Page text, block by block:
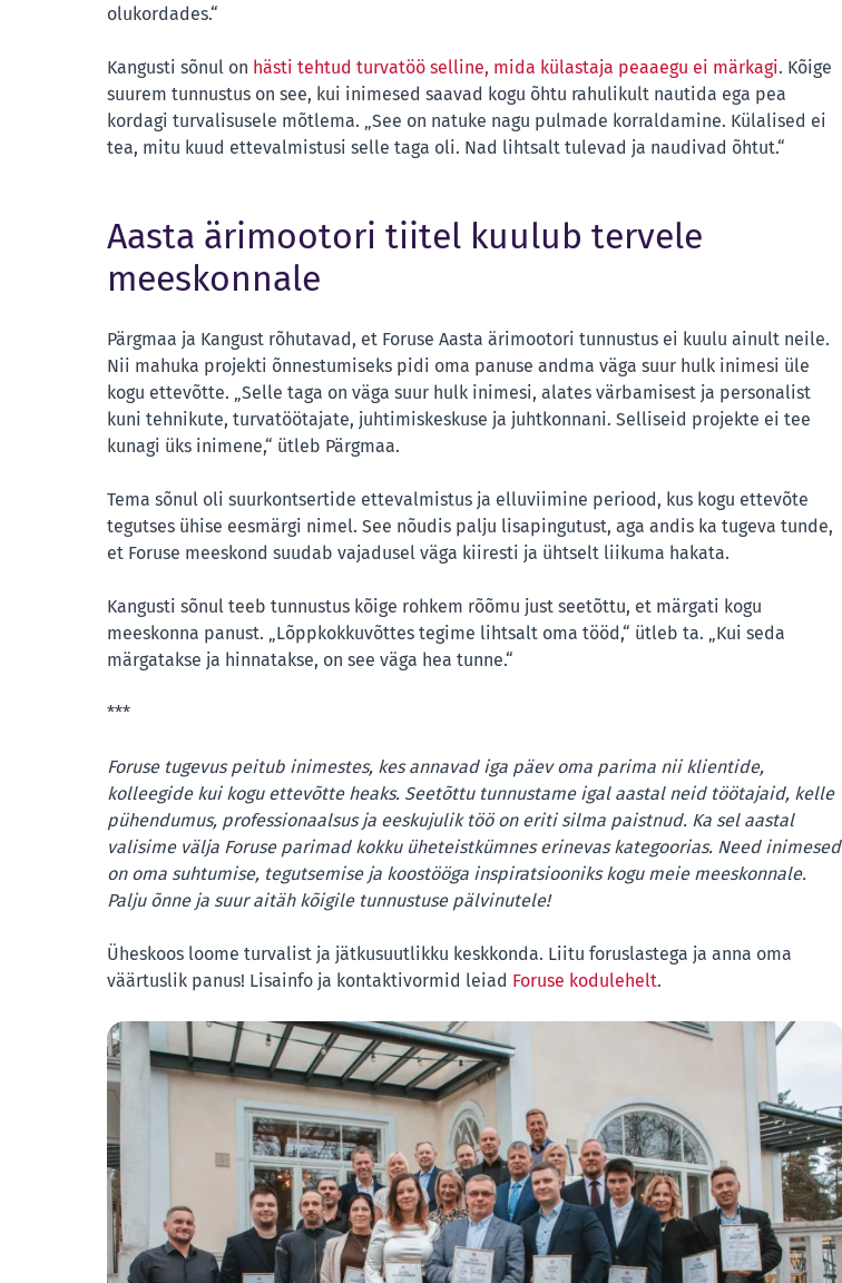
olukordades.“
Kangusti sõnul on hästi tehtud turvatöö selline, mida külastaja peaaegu ei märkagi. Kõige
suurem tunnustus on see, kui inimesed saavad kogu õhtu rahulikult nautida ega pea
kordagi turvalisusele mõtlema. „See on natuke nagu pulmade korraldamine. Külalised ei
tea, mitu kuud ettevalmistusi selle taga oli. Nad lihtsalt tulevad ja naudivad õhtut.“
Aasta ärimootori tiitel kuulub tervele
meeskonnale
Pärgmaa ja Kangust rõhutavad, et Foruse Aasta ärimootori tunnustus ei kuulu ainult neile.
Nii mahuka projekti õnnestumiseks pidi oma panuse andma väga suur hulk inimesi üle
kogu ettevõtte. „Selle taga on väga suur hulk inimesi, alates värbamisest ja personalist
kuni tehnikute, turvatöötajate, juhtimiskeskuse ja juhtkonnani. Selliseid projekte ei tee
kunagi üks inimene,“ ütleb Pärgmaa.
Tema sõnul oli suurkontsertide ettevalmistus ja elluviimine periood, kus kogu ettevõte
tegutses ühise eesmärgi nimel. See nõudis palju lisapingutust, aga andis ka tugeva tunde,
et Foruse meeskond suudab vajadusel väga kiiresti ja ühtselt liikuma hakata.
Kangusti sõnul teeb tunnustus kõige rohkem rõõmu just seetõttu, et märgati kogu
meeskonna panust. „Lõppkokkuvõttes tegime lihtsalt oma tööd,“ ütleb ta. „Kui seda
märgatakse ja hinnatakse, on see väga hea tunne.“
***
Foruse tugevus peitub inimestes, kes annavad iga päev oma parima nii klientide,
kolleegide kui kogu ettevõtte heaks. Seetõttu tunnustame igal aastal neid töötajaid, kelle
pühendumus, professionaalsus ja eeskujulik töö on eriti silma paistnud. Ka sel aastal
valisime välja Foruse parimad kokku üheteistkümnes erinevas kategoorias. Need inimesed
on oma suhtumise, tegutsemise ja koostööga inspiratsiooniks kogu meie meeskonnale.
Palju õnne ja suur aitäh kõigile tunnustuse pälvinutele!
Üheskoos loome turvalist ja jätkusuutlikku keskkonda. Liitu foruslastega ja anna oma
väärtuslik panus! Lisainfo ja kontaktivormid leiad Foruse kodulehelt.